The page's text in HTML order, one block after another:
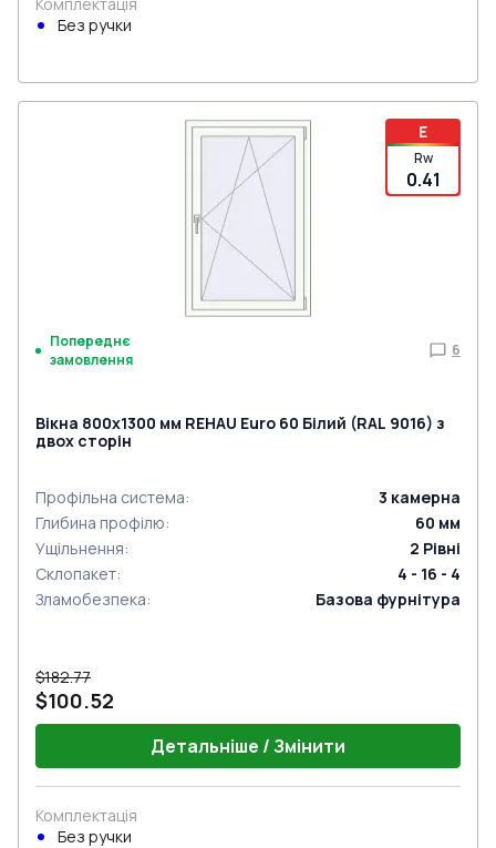
Без ручки
E
Rw
0.41
Попереднє
замовлення
6
Вікна 800x1300 мм REHAU Euro 60 Білий (RAL 9016) з
двох сторін
Профільна система: 3 камерна
Глибина профілю: 60 мм
Ущільнення: 2 Рівні
Склопакет:
4 - 16 - 4
Зламобезпека: Базова фурнітура
$182.77
$100.52
Детальніше / Змінити
Комплектація
Без ручки